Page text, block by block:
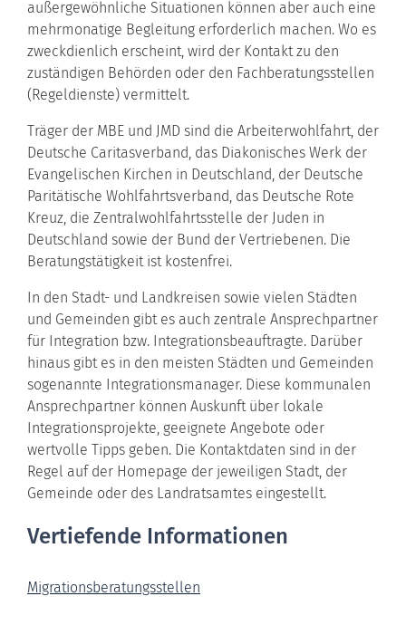
außergewöhnliche Situationen können aber auch eine
mehrmonatige Begleitung erforderlich machen. Wo es
zweckdienlich erscheint, wird der Kontakt zu den
zuständigen Behörden oder den Fachberatungsstellen
(Regeldienste) vermittelt.
Träger der MBE und JMD sind die Arbeiterwohlfahrt, der
Deutsche Caritasverband, das Diakonisches Werk der
Evangelischen Kirchen in Deutschland, der Deutsche
Paritätische Wohlfahrtsverband, das Deutsche Rote
Kreuz, die Zentralwohlfahrtsstelle der Juden in
Deutschland sowie der Bund der Vertriebenen. Die
Beratungstätigkeit ist kostenfrei.
In den Stadt- und Landkreisen sowie vielen Städten
und Gemeinden gibt es auch zentrale Ansprechpartner
für Integration bzw. Integrationsbeauftragte. Darüber
hinaus gibt es in den meisten Städten und Gemeinden
sogenannte Integrationsmanager. Diese kommunalen
Ansprechpartner können Auskunft über lokale
Integrationsprojekte, geeignete Angebote oder
wertvolle Tipps geben. Die Kontaktdaten sind in der
Regel auf der Homepage der jeweiligen Stadt, der
Gemeinde oder des Landratsamtes eingestellt.
Vertiefende Informationen
Migrationsberatungsstellen